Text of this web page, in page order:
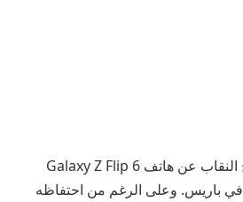
كشفت شركة سامسونج النقاب عن هاتف Galaxy Z Flip 6
خلال حدث Unpacked في باريس. وعلى الرغم من احتفاظه